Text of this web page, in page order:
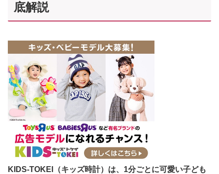
底解説
KIDS-TOKEI（キッズ時計）は、1分ごとに可愛い子ども